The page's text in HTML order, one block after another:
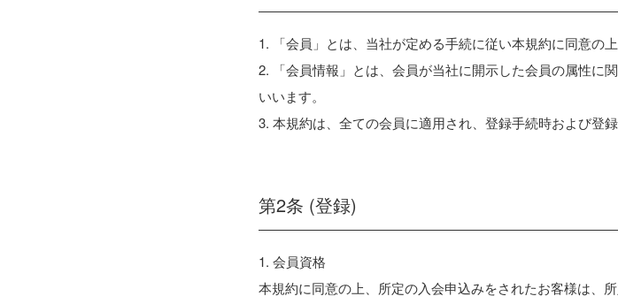
1. 「会員」とは、当社が定める手続に従い本規約に同意の
2. 「会員情報」とは、会員が当社に開示した会員の属性に
いいます。
3. 本規約は、全ての会員に適用され、登録手続時および登
第2条 (登録)
1. 会員資格
本規約に同意の上、所定の入会申込みをされたお客様は、